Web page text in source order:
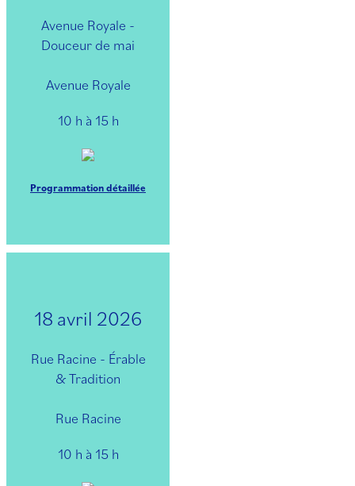
Avenue Royale -
Douceur de mai
Avenue Royale
10 h à 15 h
Programmation détaillée
18 avril 2026
Rue Racine - Érable
& Tradition
Rue Racine
10 h à 15 h